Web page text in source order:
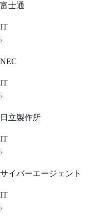
富士通
IT
›
NEC
IT
›
日立製作所
IT
›
サイバーエージェント
IT
›